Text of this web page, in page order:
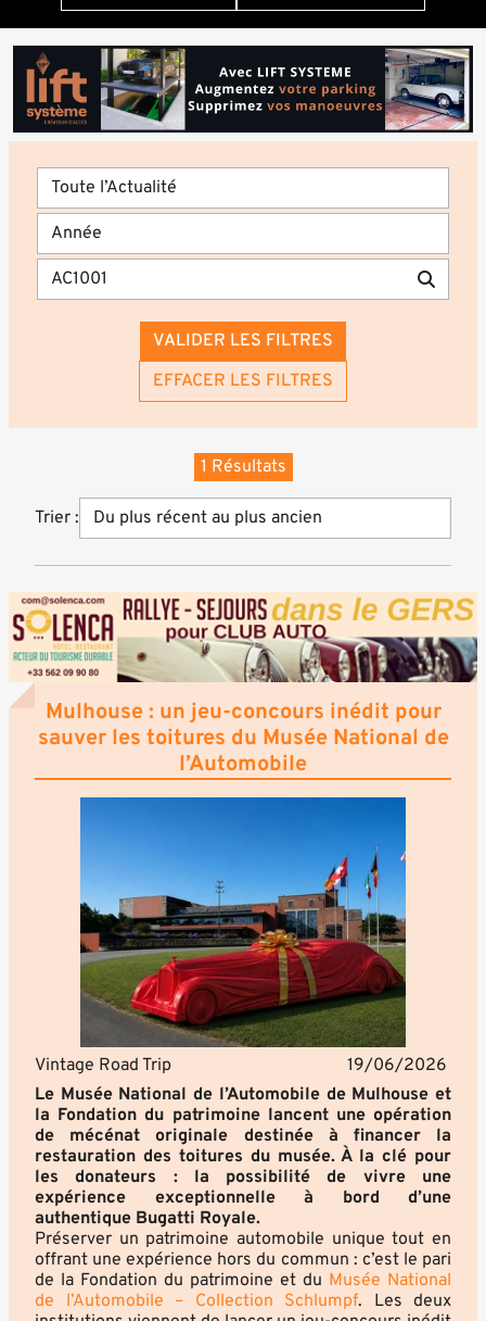
VALIDER LES FILTRES
EFFACER LES FILTRES
Trier :
1 Résultats
Mulhouse : un jeu-concours inédit pour
sauver les toitures du Musée National de
l’Automobile
Vintage Road Trip
19/06/2026
Le Musée National de l’Automobile de Mulhouse et
la Fondation du patrimoine lancent une opération
de mécénat originale destinée à financer la
restauration des toitures du musée. À la clé pour
les donateurs : la possibilité de vivre une
expérience exceptionnelle à bord d’une
authentique Bugatti Royale.
Préserver un patrimoine automobile unique tout en
offrant une expérience hors du commun : c’est le pari
de la Fondation du patrimoine et du Musée National
de l’Automobile – Collection Schlumpf. Les deux